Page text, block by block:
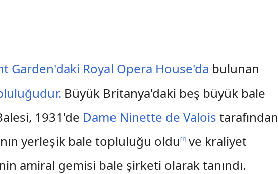
Garden'daki Royal Opera House'da bulunan
Büyük Britanya'daki beş büyük bale
1931'de Dame Ninette de Valois tarafından
yerleşik bale topluluğu oldu[1] ve kraliyet
amiral gemisi bale şirketi olarak tanındı.